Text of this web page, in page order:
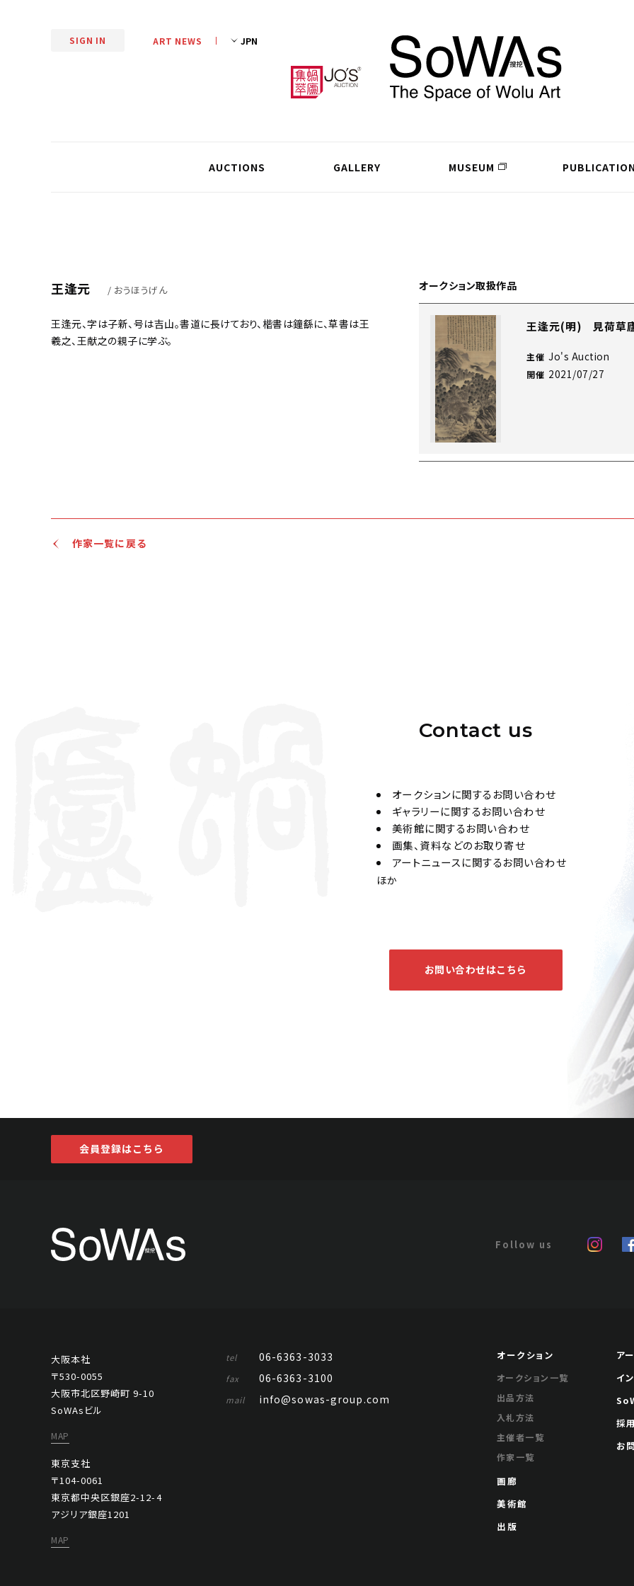
SIGN IN ART NEWS
AUCTIONS GALLERY MUSEUM
王逢元 / おうほうげん
王逢元、字は子新、号は吉山。書道に長けており、楷書は鐘繇に、草書は王
羲之、王献之の親子に学ぶ。
オークション取扱作品
王逢元(明) 見荷草
主催 Jo's Auction
開催 2021/07/27
作家一覧に戻る
Contact us
オークションに関するお問い合わせ
ギャラリーに関するお問い合わせ
美術館に関するお問い合わせ
画集、資料などのお取り寄せ
アートニュースに関するお問い合わせ
ほか
お問い合わせはこちら
会員登録はこちら
大阪本社
〒530-0055
大阪市北区野崎町 9-10
SoWAsビル
MAP
東京支社
〒104-0061
東京都中央区銀座2-12-4
アジリア銀座1201
MAP
tel 06-6363-3033
fax 06-6363-3100
mail info@sowas-group.com
オークション
オークション一覧
出品方法
入札方法
主催者一覧
作家一覧
画廊
美術館
出版
ア
イ
採
お